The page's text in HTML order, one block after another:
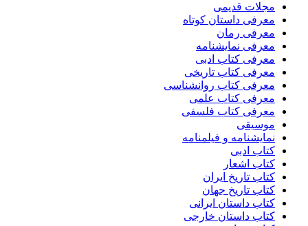
مجلات قدیمی
معرفی داستان کوتاه
معرفی رمان
معرفی نمایشنامه
معرفی کتاب ادبی
معرفی کتاب تاریخی
معرفی کتاب روانشناسی
معرفی کتاب علمی
معرفی کتاب فلسفی
موسیقی
نمایشنامه و فیلمنامه
کتاب ادبی
کتاب اشعار
کتاب تاریخ ایران
کتاب تاریخ جهان
کتاب داستان ایرانی
کتاب داستان خارجی